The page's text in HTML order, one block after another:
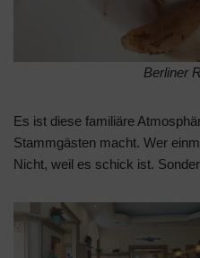
Berliner
Es ist diese familiäre
Stammgästen macht. Wer
Nicht, weil es schick ist.